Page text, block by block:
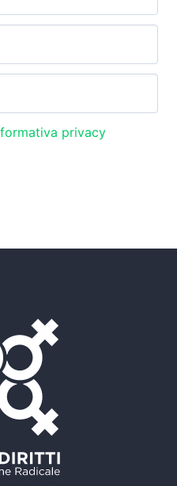
privacy